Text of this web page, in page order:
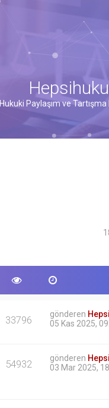
Hukuki Paylaşım ve
33796 gönderen
05 Kas 2025,
54932 gönderen
03 Mar 2025,